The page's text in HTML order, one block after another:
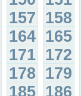
157 158
164 165
171 172
178 179
185 186